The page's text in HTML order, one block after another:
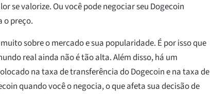
se valorize. Ou você pode negociar seu Dogecoin
o preço.
sobre o mercado e sua popularidade. É por isso que
real ainda não é tão alta. Além disso, há um
na taxa de transferência do Dogecoin e na taxa de
quando você o negocia, o que afeta sua decisão de